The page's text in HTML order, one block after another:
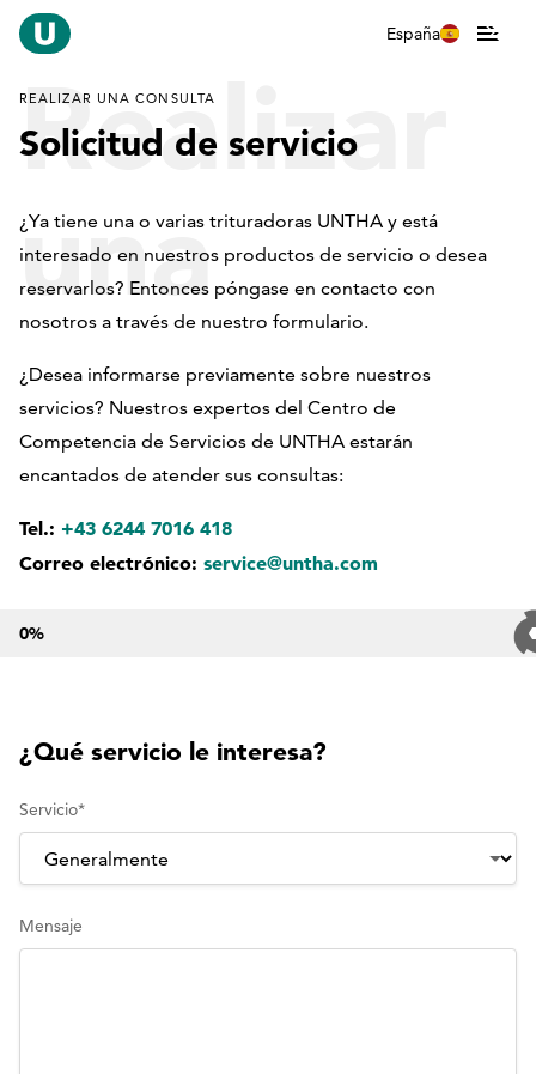
España
Realizar
una
consulta
REALIZAR UNA CONSULTA
Solicitud de servicio
¿Ya tiene una o varias trituradoras UNTHA y está
interesado en nuestros productos de servicio o desea
reservarlos? Entonces póngase en contacto con
nosotros a través de nuestro formulario.
¿Desea informarse previamente sobre nuestros
servicios? Nuestros expertos del Centro de
Competencia de Servicios de UNTHA estarán
encantados de atender sus consultas:
Tel.: +43 6244 7016 418
Correo electrónico: service@untha.com
0%
¿Qué servicio le interesa?
Servicio*
Mensaje